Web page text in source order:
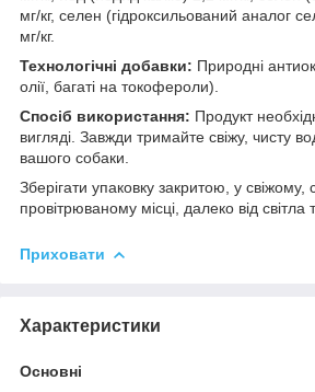
мг/кг, селен (гідроксильований аналог
мг/кг.
Технологічні добавки: Природні
олії, багаті на токофероли).
Спосіб використання: Продукт
вигляді. Завжди тримайте свіжу, чисту
вашого собаки.
Зберігати упаковку закритою, у свіжому,
провітрюваному місці, далеко від світла
Приховати
Характеристики
Основні